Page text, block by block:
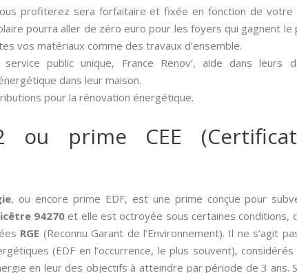
profiterez sera forfaitaire et fixée en fonction de votre
pourra aller de zéro euro pour les foyers qui gagnent
vos matériaux comme des travaux d’ensemble.
public unique, France Renov’, aide dans leurs
dans leur maison.
pour la rénovation énergétique.
ou prime CEE
, ou encore prime EDF, est une prime conçue pour
94270 et elle est octroyée sous certaines conditions,
RGE (Reconnu Garant de l’Environnement). Il ne s’agit
(EDF en l’occurrence, le plus souvent),
en leur des objectifs à atteindre par période de 3 ans.